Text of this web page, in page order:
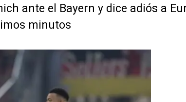
ante el Bayern y dice adiós a
minutos